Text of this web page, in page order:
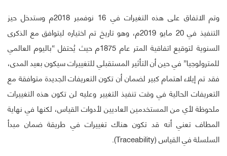
وتم الاتفاق على هذه التغيرات في 16 نوفمبر 2018م وستدخل حيز
التنفيذ في 20 مايو 2019م، وهو تاريخ تم اختياره ليتوافق مع الذكرى
السنوية لتوقيع اتفاقية المتر عام 1875م حيث يُحتفل “باليوم العالمي
للمترولوجيا” في حين أن التأثير المستقبلي للتغييرات سيكون بعيد المدى،
فقد تم إيلاء اهتمام كبير لضمان أن تكون التعريفات الجديدة متوافقة مع
التعريفات الحالية في وقت تنفيذ التغيير وعليه لن تكون هذه التغييرات
ملحوظة لأي من المستخدمين العاديين لأدوات القياس، لكنها في نهاية
المطاف تعني أنه قد تكون هناك تغييرات في طريقة ضمان مبدأ
السلسلة في القياس (Traceability).